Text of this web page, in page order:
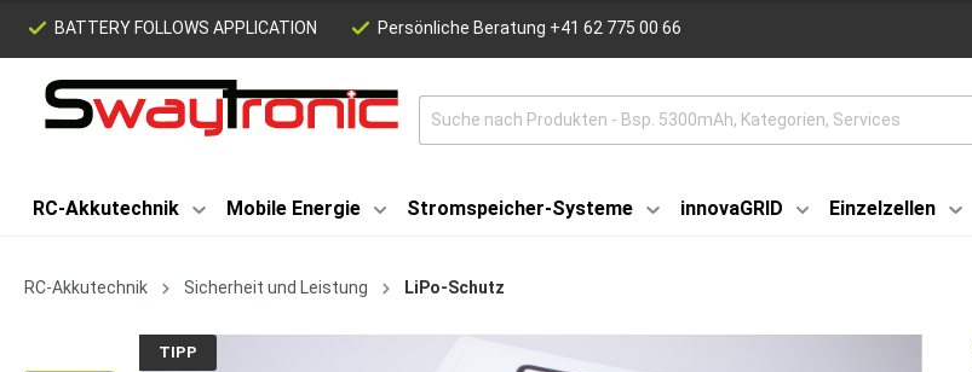
BATTERY FOLLOWS APPLICATION Persönliche Beratung +41 62 775 00 66
RC-Akkutechnik Mobile Energie Stromspeicher-Systeme innovaGRID Einzelzellen
RC-Akkutechnik Sicherheit und Leistung LiPo-Schutz
TIPP